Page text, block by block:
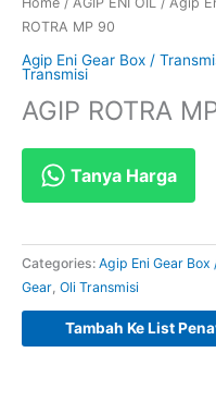
ROTRA MP 90
Agip Eni Gear Box /
Transmisi
AGIP ROTRA
Tanya Harga
Categories: Agip Eni Gear Box
Gear, Oli Transmisi
Tambah Ke List